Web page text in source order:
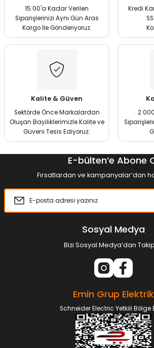
Ürün fiyatı diğer sitelerden daha pahalı.
Bu ürüne benzer farklı alternatifler olmalı.
15:00'a Kadar Verilen
Siparişlerinizi Aynı Gün Aras
Kargo İle Gönderiyoruz.
Kredi
Kalite & Güven
Sektörde Önce Markalardan
Oluşan Bayiliklerimizle Kalite ve
Güveni Tesis Ediyoruz.
E-bülten’e Abone
Fırsatlardan ve kampanyalar’dan
Sosyal Medya
Bizi Sosyal Medya’dan Takip
Emin Grup Elektrik
Schneider Electric Yetkili Bölge